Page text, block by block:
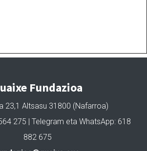
Fundazioa
23,1 Altsasu 31800 (Nafarroa)
275 | Telegram eta WhatsApp: 618
882 675